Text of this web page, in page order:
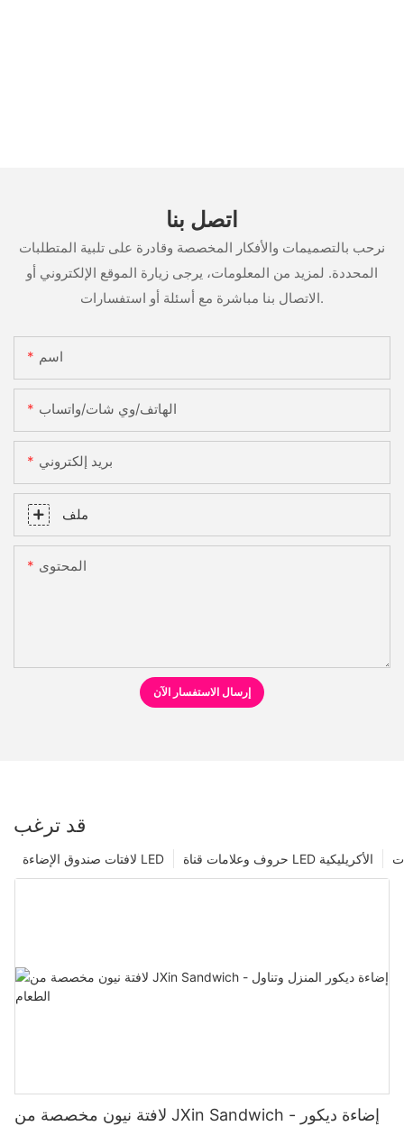
اتصل بنا
نرحب بالتصميمات والأفكار المخصصة وقادرة على تلبية المتطلبات
المحددة. لمزيد من المعلومات، يرجى زيارة الموقع الإلكتروني أو
الاتصال بنا مباشرة مع أسئلة أو استفسارات.
اسم
الهاتف/وي شات/واتساب
بريد إلكتروني
ملف
المحتوى
إرسال الاستفسار الآن
قد ترغب
حروف وعلامات قناة LED الأكريليكية لافتات صندوق الإضاءة LED
لافتة نيون مخصصة من JXin Sandwich - إضاءة ديكور